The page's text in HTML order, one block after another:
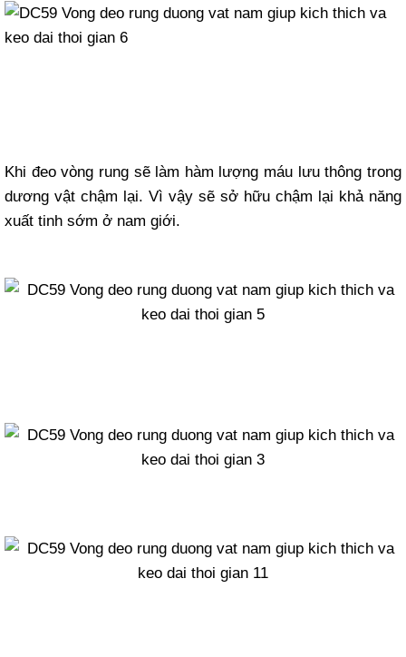
Khi đeo vòng rung sẽ làm hàm lượng máu lưu thông trong
dương vật chậm lại. Vì vậy sẽ sở hữu chậm lại khả năng
xuất tinh sớm ở nam giới.